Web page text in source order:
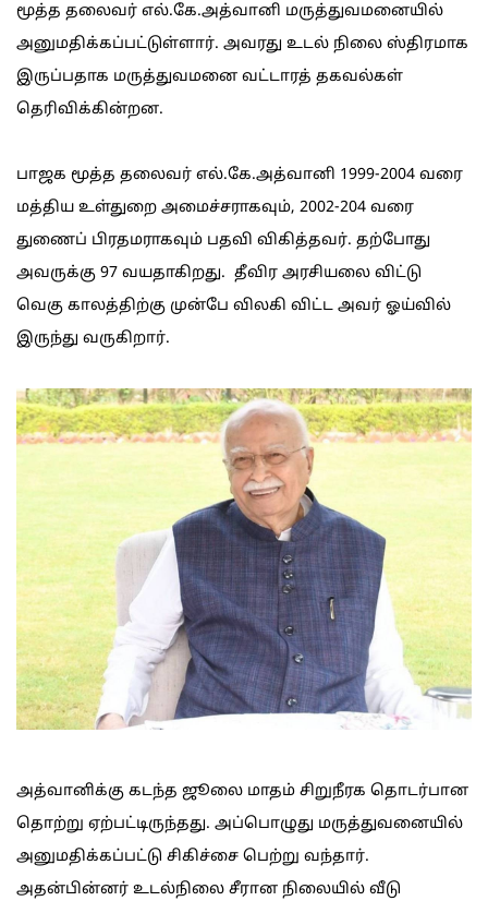
மூத்த தலைவர் எல்.கே.அத்வானி மருத்துவமனையில்
அனுமதிக்கப்பட்டுள்ளார். அவரது உடல் நிலை ஸ்திரமாக
இருப்பதாக மருத்துவமனை வட்டாரத் தகவல்கள்
தெரிவிக்கின்றன.
பாஜக மூத்த தலைவர் எல்.கே.அத்வானி 1999-2004 வரை
மத்திய உள்துறை அமைச்சராகவும், 2002-204 வரை
துணைப் பிரதமராகவும் பதவி விகித்தவர். தற்போது
அவருக்கு 97 வயதாகிறது. தீவிர அரசியலை விட்டு
வெகு காலத்திற்கு முன்பே விலகி விட்ட அவர் ஓய்வில்
இருந்து வருகிறார்.
அத்வானிக்கு கடந்த ஜூலை மாதம் சிறுநீரக தொடர்பான
தொற்று ஏற்பட்டிருந்தது. அப்பொழுது மருத்துவனையில்
அனுமதிக்கப்பட்டு சிகிச்சை பெற்று வந்தார்.
அதன்பின்னர் உடல்நிலை சீரான நிலையில் வீடு